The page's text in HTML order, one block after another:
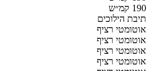
190 קמ״ש
תיבת הילוכים
אוטומטי רציף
אוטומטי רציף
אוטומטי רציף
אוטומטי רציף